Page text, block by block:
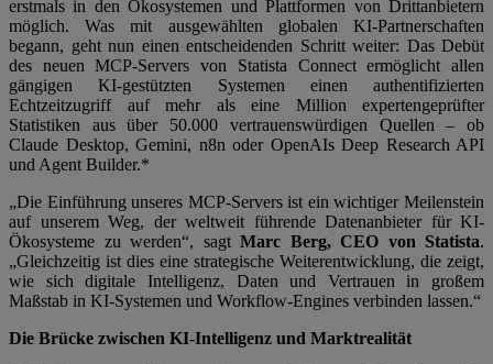
erstmals in den Ökosystemen und Plattformen von Drittanbietern
möglich. Was mit ausgewählten globalen KI-Partnerschaften
begann, geht nun einen entscheidenden Schritt weiter: Das Debüt
des neuen MCP-Servers von Statista Connect ermöglicht allen
gängigen KI-gestützten Systemen einen authentifizierten
Echtzeitzugriff auf mehr als eine Million expertengeprüfter
Statistiken aus über 50.000 vertrauenswürdigen Quellen – ob
Claude Desktop, Gemini, n8n oder OpenAIs Deep Research API
und Agent Builder.*
„Die Einführung unseres MCP-Servers ist ein wichtiger Meilenstein
auf unserem Weg, der weltweit führende Datenanbieter für KI-
Ökosysteme zu werden“, sagt Marc Berg, CEO von Statista.
„Gleichzeitig ist dies eine strategische Weiterentwicklung, die zeigt,
wie sich digitale Intelligenz, Daten und Vertrauen in großem
Maßstab in KI-Systemen und Workflow-Engines verbinden lassen.“
Die Brücke zwischen KI-Intelligenz und Marktrealität